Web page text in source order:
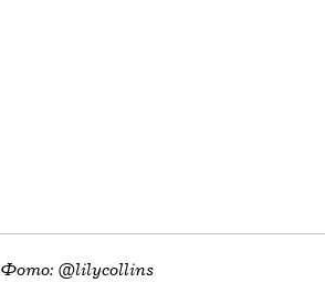
Фото: @lilycollins